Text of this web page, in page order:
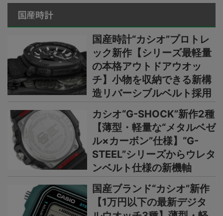
国産時計
国産時計“カシオ”プロトレ
ック新作【シリーズ最軽量
の本格アウトドアウオッ
チ】小物を収納できる新構
造リバーシブルベルト採用
カシオ“G-SHOCK”新作2種
【薄型・軽量な“メタルベゼ
ル×カーボン”仕様】“G-
STEEL”シリーズからウレタ
ンベルト仕様の新機軸
国産ブランド“カシオ”新作
【1万円以下の最新デジタ